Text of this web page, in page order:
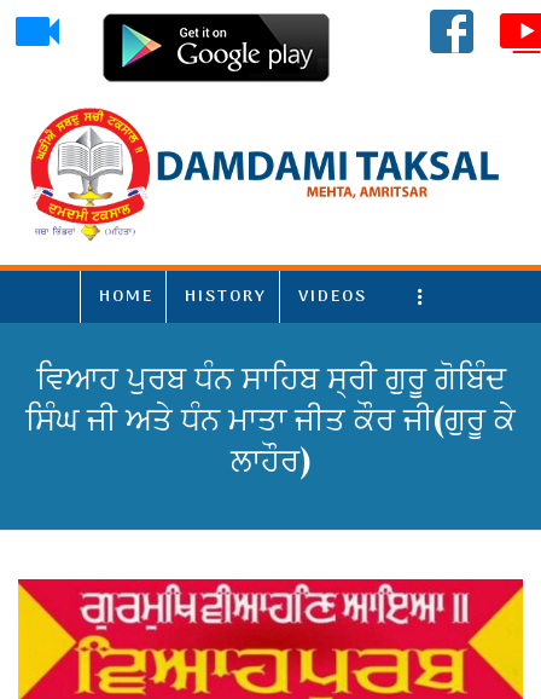
HOME HISTORY VIDEOS More
ਵਿਆਹ ਪੁਰਬ ਧੰਨ ਸਾਹਿਬ ਸ੍ਰੀ ਗੁਰੂ ਗੋਬਿੰਦ
ਸਿੰਘ ਜੀ ਅਤੇ ਧੰਨ ਮਾਤਾ ਜੀਤ ਕੌਰ ਜੀ(ਗੁਰੂ ਕੇ
ਲਾਹੌਰ)